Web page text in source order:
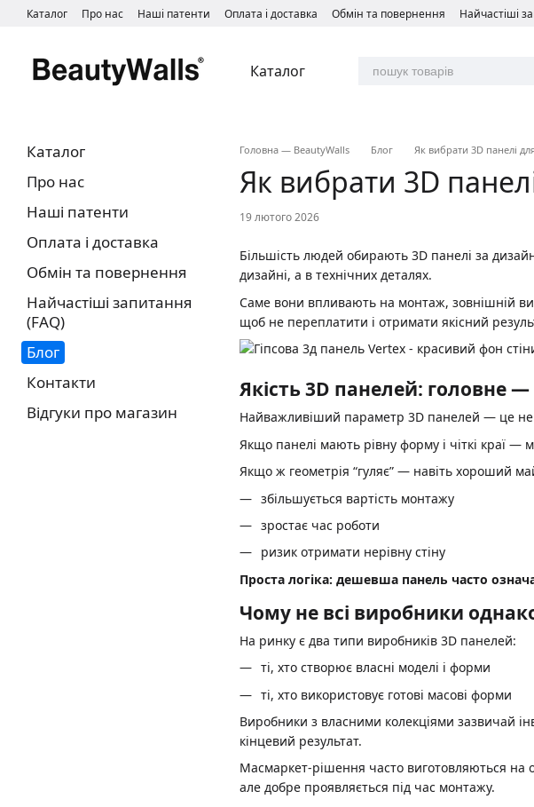
Перейти до основного контенту
Каталог Про нас Наші патенти Оплата і доставка Обмін та повернення Найчастіші
Каталог
Головна — BeautyWalls Блог Як вибрати 3D панелі
Як вибрати 3D
19 лютого 2026
Більшість людей обирають 3D панелі за
дизайні, а в технічних деталях.
Саме вони впливають на монтаж, зовнішній
щоб не переплатити і отримати якісний
Якість 3D панелей: головне —
Найважливіший параметр 3D панелей — це не
Якщо панелі мають рівну форму і чіткі краї —
Якщо ж геометрія “гуляє” — навіть хороший
збільшується вартість монтажу
зростає час роботи
ризик отримати нерівну стіну
Проста логіка: дешевша панель часто
Чому не всі виробники
На ринку є два типи виробників 3D панелей:
ті, хто створює власні моделі і форми
ті, хто використовує готові масові форми
Виробники з власними колекціями зазвичай
кінцевий результат.
Масмаркет-рішення часто виготовляються на
але добре проявляється під час монтажу.
Каталог
Про нас
Наші патенти
Оплата і доставка
Обмін та повернення
Найчастіші запитання
(FAQ)
Блог
Контакти
Відгуки про магазин